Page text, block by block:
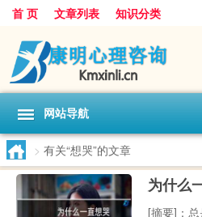
首 页 文章列表 知识分类
网站导航
> 有关“想哭”的文章
为什么
[摘要]：